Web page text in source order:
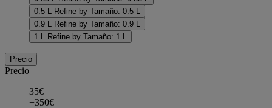
0.5 L
Refine by Tamaño: 0.5 L
0.9 L
Refine by Tamaño: 0.9 L
1 L
Refine by Tamaño: 1 L
Precio
Precio
35€
+350€